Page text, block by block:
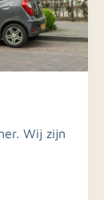
Wij zijn